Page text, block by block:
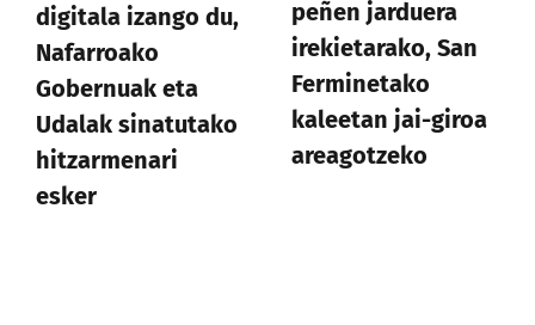
digitala izango du,
Nafarroako
Gobernuak eta
Udalak sinatutako
hitzarmenari
esker
peñen jarduera
irekietarako, San
Ferminetako
kaleetan jai-giroa
areagotzeko